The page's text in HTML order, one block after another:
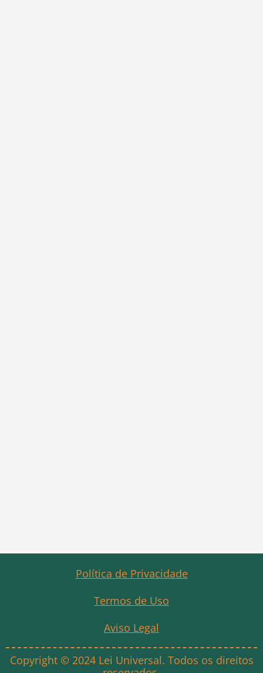
Política de Privacidade
Termos de Uso
Aviso Legal
Copyright © 2024 Lei Universal. Todos os direitos